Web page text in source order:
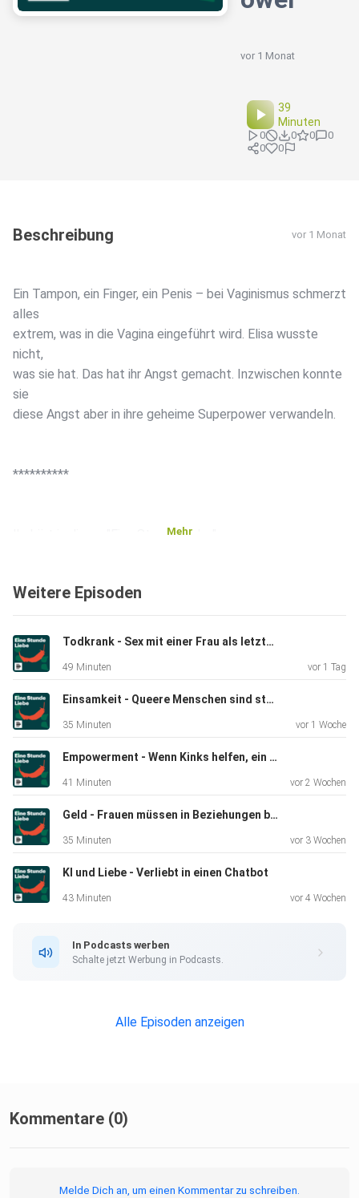
vor 1 Monat
39
Minuten
0 0 0
0
0
0
Beschreibung vor 1 Monat
Ein Tampon, ein Finger, ein Penis – bei Vaginismus schmerzt
alles
extrem, was in die Vagina eingeführt wird. Elisa wusste
nicht,
was sie hat. Das hat ihr Angst gemacht. Inzwischen konnte
sie
diese Angst aber in ihre geheime Superpower verwandeln.
**********
Ihr hört in dieser "Eine Stunde Liebe":
00:04:30 - Elisas Sorgen
00:10:29 - Ihr Sexleben heute
00:13:52 - Drei Tipps
00:18:02 - Vaginismus-Expertin Katha
00:33:35 - Liebestagebuch
**********
Den Artikel zum Stück findet ihr hier.
Mehr
Weitere Episoden
Todkrank - Sex mit einer Frau als letzter Wunsch
49 Minuten vor 1 Tag
Einsamkeit - Queere Menschen sind stärker betroffen
35 Minuten vor 1 Woche
Empowerment - Wenn Kinks helfen, ein Trauma zu verarbeiten
41 Minuten vor 2 Wochen
Geld - Frauen müssen in Beziehungen besser vorsorgen
35 Minuten vor 3 Wochen
KI und Liebe - Verliebt in einen Chatbot
43 Minuten vor 4 Wochen
In Podcasts werben
Schalte jetzt Werbung in Podcasts.
Alle Episoden anzeigen
Kommentare (0)
Melde Dich an, um einen Kommentar zu schreiben.